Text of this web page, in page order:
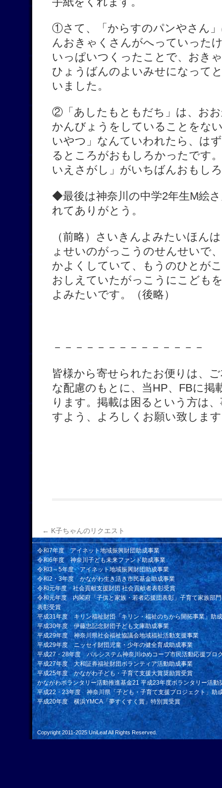
①さて、「からすのパンやさん
んおきゃくさんがへっていった
いっぱいつくったことで、おき
ひょうばんのよいみせになって
いました。
②「あしたもともだち」は、お
かんびょうをしていることをな
いやつ」なんていわれたら、は
るところがおもしろかったです
いえさがし」がいちばんおもし
◆最後は神奈川の中学2年生M絵
れてありがとう。
（前略）さいきんよみたいほん
ょせいのがっこうのせんせいで
かよくしていて、もうのひとが
おしえていたがっこうにこども
よみたいです。（後略）
－－－－－－－－－－－－－－
皆様から寄せられたお便りは、
な配慮のもとに、当HP、FBに
ります。掲載は困るという方は
すよう、よろしくお願い致しま
← K子ちゃんのリクエスト
令和7年度 アイネット地域振興財団助成事業
令和6年度 神奈川子ども未来ファンド助成事業
令和3～5年度 アイネット地域振興財団助成事業
令和2・3年度 かながわ生き活き市民基金助成事業
令和元年度 社会貢献支援財団 社会貢献者表彰受賞
令和元年度 内閣府「子供と家族・若者応援団表彰」子育て家族部
表彰受賞
平成31年度 キリン福祉財団「キリン・福祉のちから開拓事業」助
平成30年度 伊藤忠記念財団子ども文庫助成事業
平成29年度 神奈川県社会福祉協議会地域福祉活動支援事業
平成29年度 ニッセイ財団児童・少年の健全育成助成事業
平成27・28年度 パルシステム神奈川ゆめコープ市民活動応援プロ
平成27年度 大和証券福祉財団ボランティア活動助成事業
平成25年度 かながわ子ども・子育て支援大賞奨励賞受賞
かながわボランタリー活動推進基金21 平成23年度ボランタリー活動
平成22・23年度 神奈川県「子ども・子育て支援プロジェクト」助
平成20年度 横浜YMCA「夢すくすく賞」特別賞受賞
Copyright 2011-2025 UniLeafAll Rights Reserved.